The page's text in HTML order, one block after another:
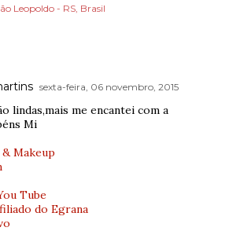
Leopoldo - RS, Brasil
sexta-feira, 06 novembro, 2015
lindas,mais me encantei com a
Mi
Makeup
Tube
do Egrana